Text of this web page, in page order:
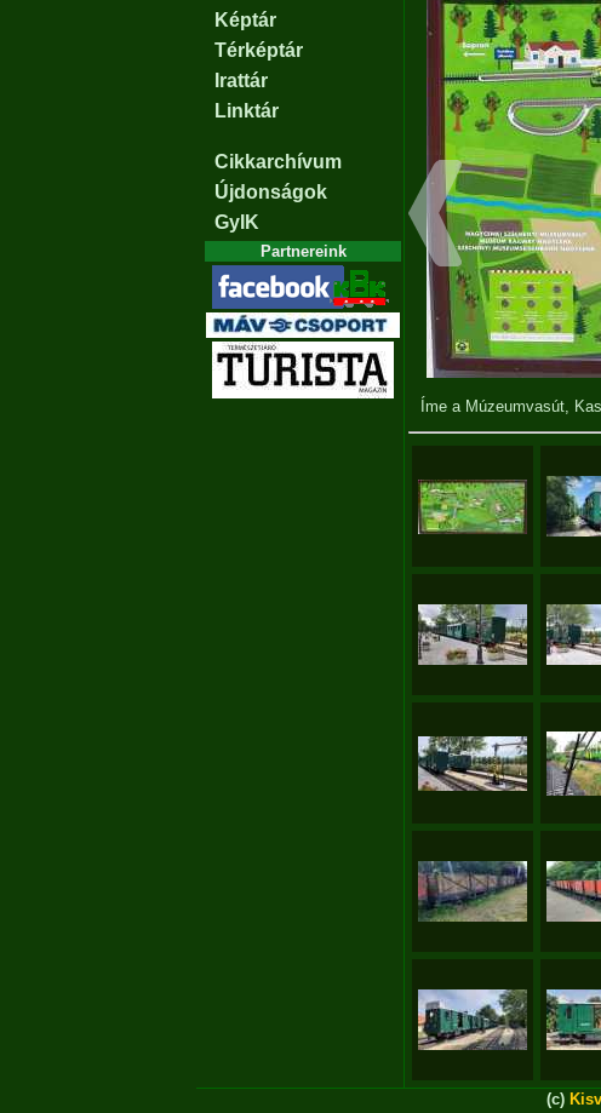
Képtár
Térképtár
Irattár
Linktár
Cikkarchívum
Újdonságok
GyIK
Partnereink
Íme a Múzeumvasút,
(c)